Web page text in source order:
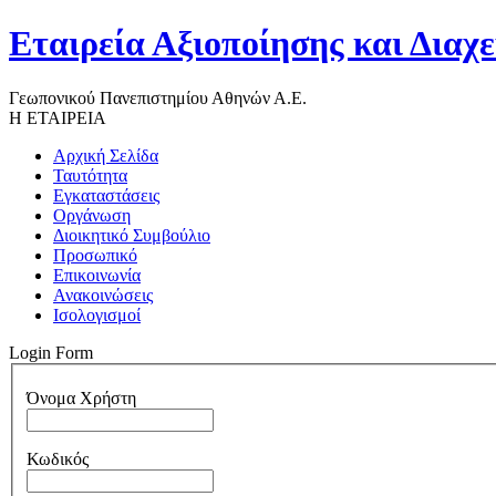
Εταιρεία Αξιοποίησης και
Γεωπονικού Πανεπιστημίου Αθηνών Α.Ε.
Η ΕΤΑΙΡΕΙΑ
Αρχική Σελίδα
Ταυτότητα
Εγκαταστάσεις
Οργάνωση
Διοικητικό Συμβούλιο
Προσωπικό
Επικοινωνία
Ανακοινώσεις
Ισολογισμοί
Login Form
Όνομα Χρήστη
Κωδικός